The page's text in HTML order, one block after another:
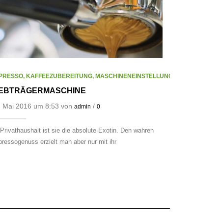
, KAFFEEZUBEREITUNG, MASCHINENEINSTELLUNG
Mai 2016 um 8:53 von admin / 0
Privathaushalt ist sie die absolute Exotin. Den wahren
erzielt man aber nur mit ihr